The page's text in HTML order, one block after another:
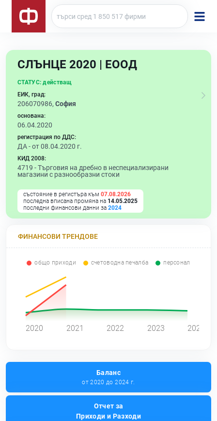
СЛЪНЦЕ 2020 | ЕООД
СТАТУС: действащ
ЕИК, град:
206070986, София
основана:
06.04.2020
регистрация по ДДС:
ДА - от 08.04.2020 г.
КИД 2008:
4719 -Търговия на дребно в неспециализирани
магазини с разнообразни стоки
състояние в регистъра към 07.08.2026
последна вписана промяна на 14.05.2025
последни финансови данни за 2024
ФИНАНСОВИ ТРЕНДОВЕ
общо приходи счетоводна печалба персонал
2020 2021 2022 2023 2024
Баланс
от 2020 до 2024 г.
Отчет за
Приходи и Разходи